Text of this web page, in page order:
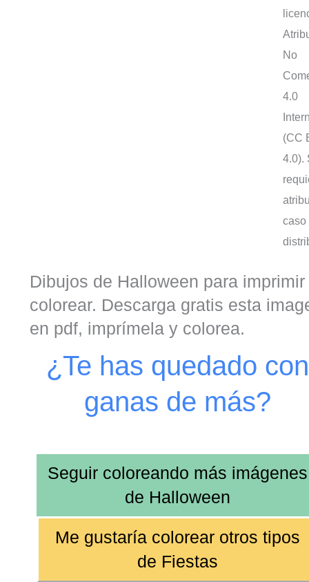
No
4.0
(CC
4.0).
caso
Dibujos de Halloween para imprimir
colorear. Descarga gratis esta
en pdf, imprímela y colorea.
¿Te has quedado con
ganas de más?
Seguir coloreando más imágenes
de Halloween
Me gustaría colorear otros tipos
de Fiestas